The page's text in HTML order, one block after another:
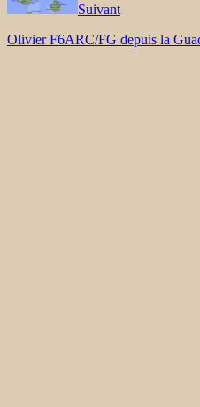
Suivant
Olivier F6ARC/FG depuis la